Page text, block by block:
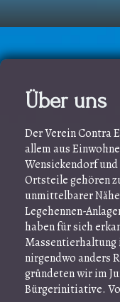
Über uns
Der Verein Contra
allem aus
Wensickendorf
Ortsteile gehören
unmittelbarer
Legehennen-
haben für sich
Massentierhaltung
nirgendwo anders
gründeten wir im
Bürgerinitiative.